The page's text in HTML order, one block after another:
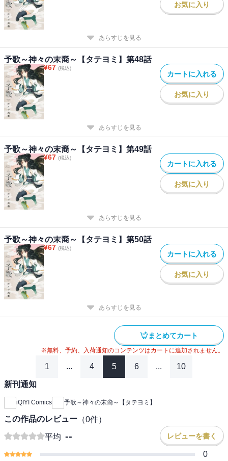
お気に入り
あらすじを見る
予歌～神々の末裔～【タテヨミ】第48話
¥67 (税込)
カートに入れる
お気に入り
あらすじを見る
予歌～神々の末裔～【タテヨミ】第49話
¥67 (税込)
カートに入れる
お気に入り
あらすじを見る
予歌～神々の末裔～【タテヨミ】第50話
¥67 (税込)
カートに入れる
お気に入り
あらすじを見る
まとめてカート
※無料、予約、入荷通知のコンテンツはカートに追加されません。
1 ... 4 5 6 ... 10
新刊通知
iQIYI Comics 予歌～神々の末裔～【タテヨミ】
この作品のレビュー （0件）
平均 -- レビューを書く
0